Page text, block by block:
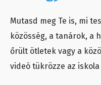
Mutasd meg Te is, mi
közösség, a tanárok, a
őrült ötletek vagy a
videó tükrözze az